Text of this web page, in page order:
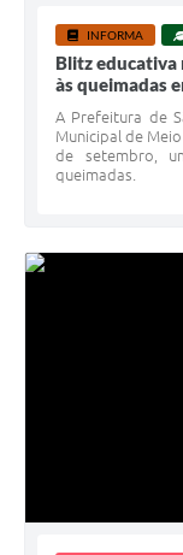
INFORMA
Blitz educativa
às queimadas
A Prefeitura de
Municipal de
de setembro,
queimadas.